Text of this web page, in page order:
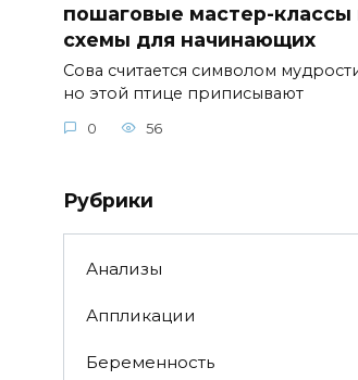
пошаговые мастер-классы
схемы для начинающих
Сова считается символом
но этой птице приписывают
0 56
Рубрики
Анализы
Аппликации
Беременность